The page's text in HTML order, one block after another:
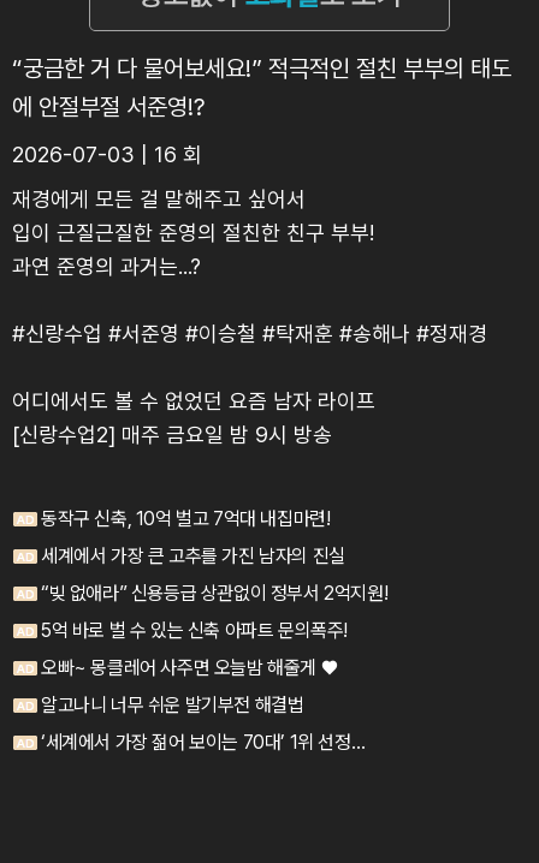
“궁금한 거 다 물어보세요!” 적극적인 절친 부부의 태도
에 안절부절 서준영!?
2026-07-03 | 16 회
재경에게 모든 걸 말해주고 싶어서
입이 근질근질한 준영의 절친한 친구 부부!
과연 준영의 과거는...?
#신랑수업 #서준영 #이승철 #탁재훈 #송해나 #정재경
어디에서도 볼 수 없었던 요즘 남자 라이프
[신랑수업2] 매주 금요일 밤 9시 방송